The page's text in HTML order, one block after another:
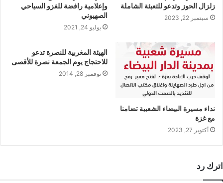
زلزال الحوز وتدعو للتعبئة الشاملة
سبتمبر 22, 2023
وإعلامية رافضة للغزو السياحي
الصهيوني
يوليو 24, 2021
نداء مسيرة البيضاء الشعبية تضامنا
مع غزة
أكتوبر 27, 2023
الهيئة المغربية للنصرة تدعو
للاحتجاج يوم الجمعة نصرة للأقصى
نوفمبر 28, 2014
اترك رد